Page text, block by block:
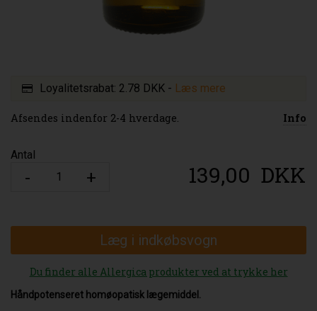
Loyalitetsrabat: 2.78 DKK - Læs mere
Afsendes indenfor 2-4 hverdage. Info
Antal
139,00 DKK
Læg i indkøbsvogn
Du finder alle Allergica produkter ved at trykke her
Håndpotenseret homøopatisk lægemiddel.